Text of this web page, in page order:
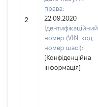
2
права:
22.09.2020
Ідентифікаційний
номер (VIN-код,
номер шасі):
[Конфіденційна
інформація]